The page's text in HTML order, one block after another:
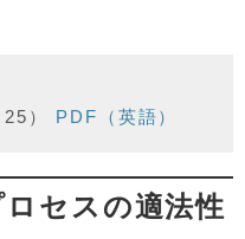
） PDF（英語）
セスの適法性